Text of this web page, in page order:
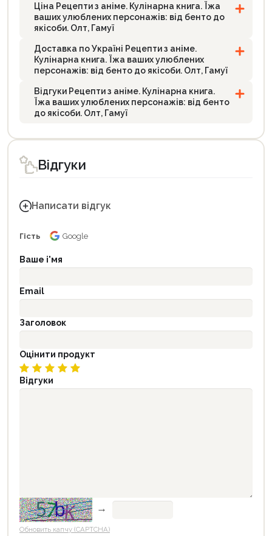
Ціна Рецепти з аніме. Кулінарна книга. Їжа
ваших улюблених персонажів: від бенто до
якісоби. Олт, Гамуї
Доставка по Україні Рецепти з аніме.
Кулінарна книга. Їжа ваших улюблених
персонажів: від бенто до якісоби. Олт, Гамуї
Відгуки Рецепти з аніме. Кулінарна книга.
Їжа ваших улюблених персонажів: від бенто
до якісоби. Олт, Гамуї
Відгуки
Написати відгук
Гість Google
Ваше і'мя
Email
Заголовок
Оцінити продукт
Відгуки
→
Обновить капчу (CAPTCHA)